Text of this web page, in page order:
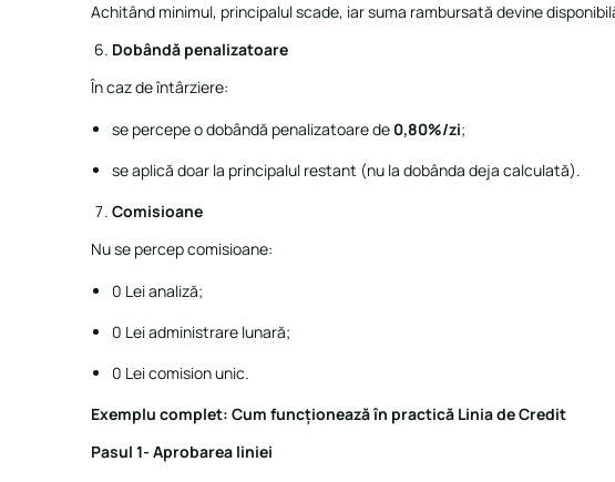
Achitând minimul, principalul scade, iar suma rambursată devine
Dobândă penalizatoare
În caz de întârziere:
se percepe o dobândă penalizatoare de 0,80%/zi;
se aplică doar la principalul restant (nu la dobânda deja calculată).
Comisioane
Nu se percep comisioane:
0 Lei analiză;
0 Lei administrare lunară;
0 Lei comision unic.
Exemplu complet: Cum funcționează în practică Linia de Credit
Pasul 1- Aprobarea liniei